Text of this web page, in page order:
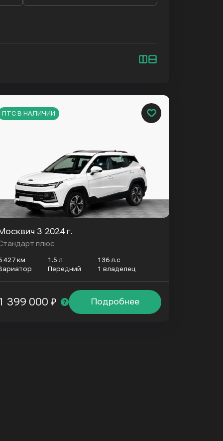
ПТС В НАЛИЧИИ
3 2024 г.
плюс
427 км 1.5 л
136 л.с
Передний 1 владелец
Подробнее
399 000 ₽